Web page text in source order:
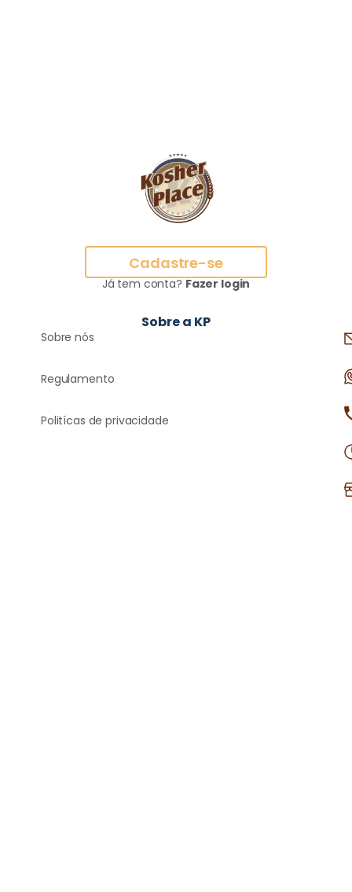
Cadastre-se
Já tem conta? Fazer login
Sobre a KP
Sobre nós
Regulamento
Politícas de privacidade